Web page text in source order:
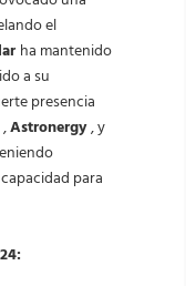
el
ha mantenido
a su
presencia
,Astronergy, y
para